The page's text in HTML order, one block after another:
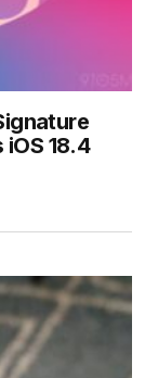
iOS 18.4